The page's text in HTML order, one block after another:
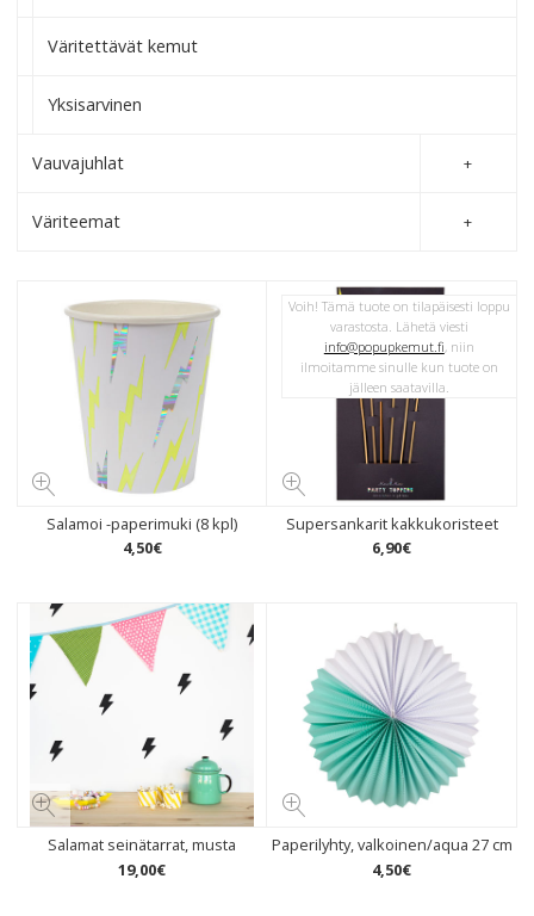
Väritettävät kemut
Yksisarvinen
Vauvajuhlat
Väriteemat
Salamoi -paperimuki (8 kpl)
4,50€
Supersankarit kakkukoristeet
6,90€
Voih! Tämä tuote on tilapäisesti loppu
varastosta. Lähetä viesti
info@popupkemut.fi, niin
ilmoitamme sinulle kun tuote on
jälleen saatavilla.
Salamat seinätarrat, musta
19,00€
Paperilyhty, valkoinen/aqua 27 cm
4,50€